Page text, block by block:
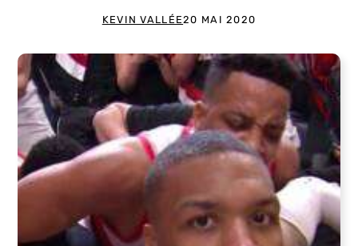
KEVIN VALLÉE20 MAI 2020